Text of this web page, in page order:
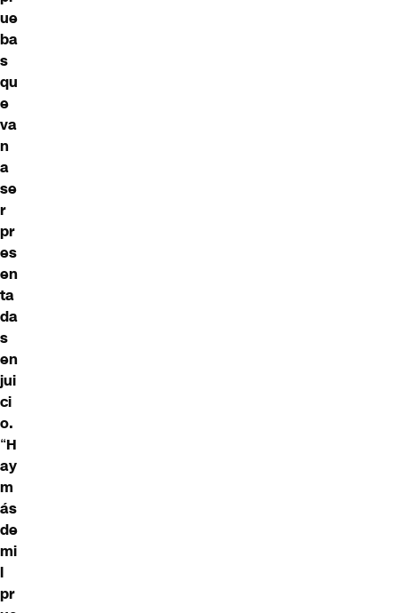
ue
ba
s
qu
e
va
n
a
se
r
pr
es
en
ta
da
s
en
jui
ci
o.
“H
ay
m
ás
de
mi
l
pr